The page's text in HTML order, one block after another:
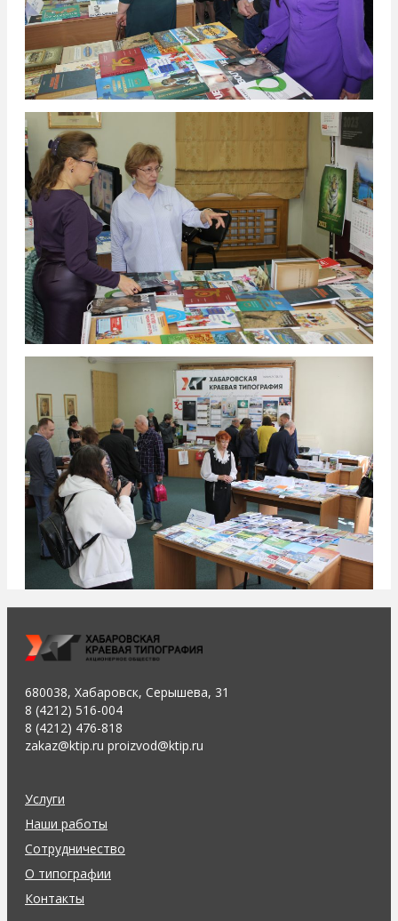
680038, Хабаровск, Серышева, 31
8 (4212) 516-004
8 (4212) 476-818
zakaz@ktip.ru proizvod@ktip.ru
Услуги
Наши работы
Сотрудничество
О типографии
Контакты